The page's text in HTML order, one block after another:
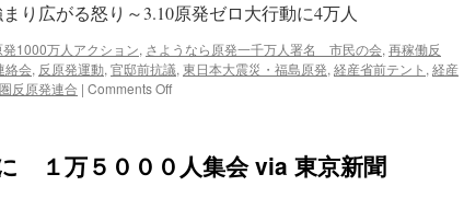
東
京
り広がる怒り～3.10原発ゼロ大行動に4万人
1000万人アクション, さようなら原発一千万人署名 市民の会, 再稼働反
絡会, 反原発運動, 官邸前抗議, 東日本大震災・福島原発, 経産省前テント , 経産
反原発連合 | Comments Offon
報
１万５０００人集会 via 東京新聞